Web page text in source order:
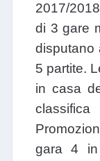
2017/
di 3 gare
disputano
5 partite.
in casa
gara 4 in